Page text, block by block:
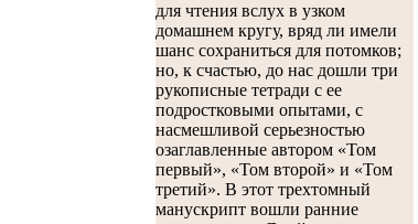
для чтения вслух в узком
домашнем кругу, вряд ли имели
шанс сохраниться для потомков;
но, к счастью, до нас дошли три
рукописные тетради с ее
подростковыми опытами, с
насмешливой серьезностью
озаглавленные автором «Том
первый», «Том второй» и «Том
третий». В этот трехтомный
манускрипт вошли ранние